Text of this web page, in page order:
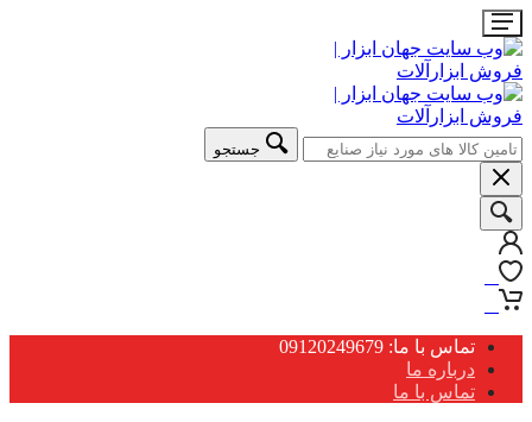
جستجو
تماس با ما: 09120249679
درباره ما
تماس با ما